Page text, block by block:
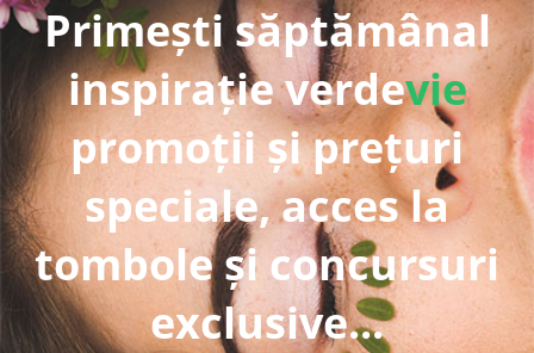
Primești săptămânal
inspirație verdevie
promoții și prețuri
speciale, acces la
tombole și concursuri
exclusive...